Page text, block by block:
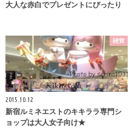
大人な赤白でプレゼントにぴったり
雑貨
2015.10.12
新宿ルミネエストのキキララ専門シ
ョップは大人女子向け★